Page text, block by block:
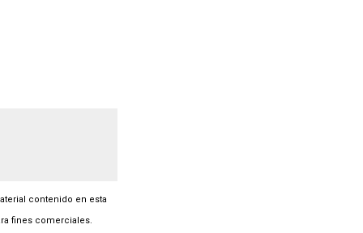
contenido en esta
fines comerciales.